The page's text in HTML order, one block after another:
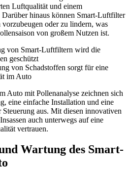
Luftqualität und einem
Darüber hinaus können Smart-Luftfilter
oder zu lindern, was
von großem Nutzen ist.
von Smart-Luftfiltern wird die
geschützt
von Schadstoffen sorgt für eine
im Auto
Auto mit Pollenanalyse zeichnen sich
eine einfache Installation und eine
aus. Mit diesen innovativen
auch unterwegs auf eine
vertrauen.
Wartung des Smart-